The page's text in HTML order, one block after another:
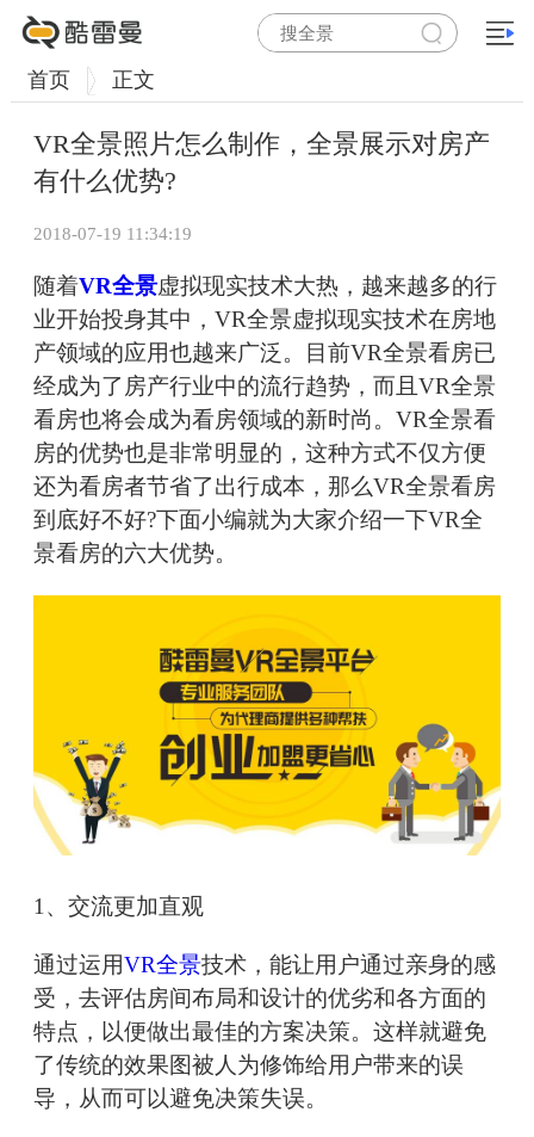
首页 正文
VR全景照片怎么制作，全景展示对房产
有什么优势?
2018-07-19 11:34:19
随着VR全景虚拟现实技术大热，越来越多的行
业开始投身其中，VR全景虚拟现实技术在房地
产领域的应用也越来广泛。目前VR全景看房已
经成为了房产行业中的流行趋势，而且VR全景
看房也将会成为看房领域的新时尚。VR全景看
房的优势也是非常明显的，这种方式不仅方便
还为看房者节省了出行成本，那么VR全景看房
到底好不好?下面小编就为大家介绍一下VR全
景看房的六大优势。
1、交流更加直观
通过运用VR全景技术，能让用户通过亲身的感
受，去评估房间布局和设计的优劣和各方面的
特点，以便做出最佳的方案决策。这样就避免
了传统的效果图被人为修饰给用户带来的误
导，从而可以避免决策失误。